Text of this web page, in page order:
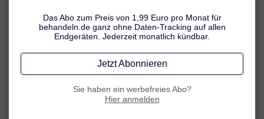
Diabetes dazu, um den Erfolg der eingeleiteten Therapie-
Maßnahmen zu überprüfen und mögliche Blutzuckerspitzen
frühzeitig zu erkennen. Hier ermöglichen moderne
Blutzuckermessgeräte heute nicht nur eine genaue und vollständige
Erfassung aller relevanten Daten, sondern auch deutlich mehr
Freiheit im Alltag.
Lassen Sie sich von Ihrem betreuenden Arzt ausführlich über die